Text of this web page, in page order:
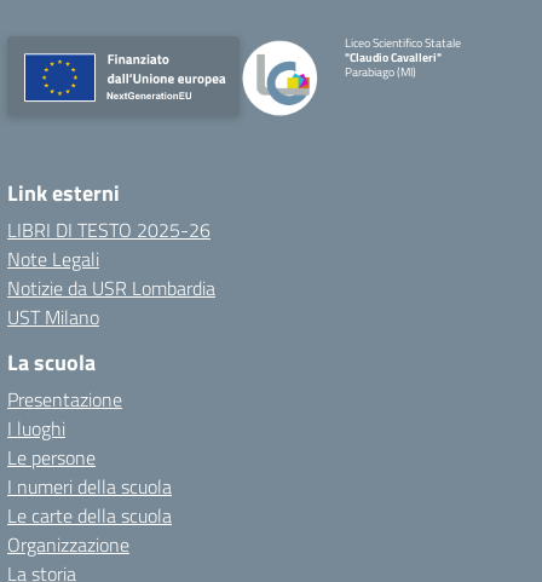
Liceo Scientifico Statale
"Claudio Cavalleri"
Parabiago (MI)
Link esterni
LIBRI DI TESTO 2025-26
Note Legali
Notizie da USR Lombardia
UST Milano
La scuola
Presentazione
I luoghi
Le persone
I numeri della scuola
Le carte della scuola
Organizzazione
La storia